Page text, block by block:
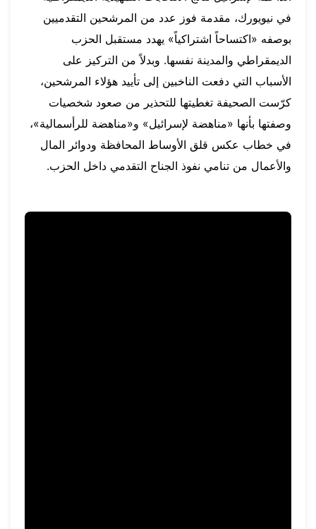
في نيويورك، مقدمة فوز عدد من المرشحين التقدميين
بوصفه «اكتساحاً اشتراكياً» يهدد مستقبل الحزب
الديمقراطي والمدينة نفسها. وبدلاً من التركيز على
الأسباب التي دفعت الناخبين إلى تأييد هؤلاء المرشحين،
كرّست الصحيفة تغطيتها للتحذير من صعود شخصيات
وصفتها بأنها «مناهضة لإسرائيل» و«مناهضة للرأسمالية»،
في خطاب عكس قلق الأوساط المحافظة ودوائر المال
والأعمال من تنامي نفوذ الجناح التقدمي داخل الحزب.